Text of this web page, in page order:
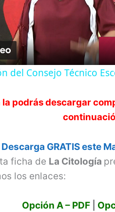
a
V
i
d
e
del Consejo Técnico
la podrás descargar
Descarga GRATIS este
ficha de La Citología
los enlaces:
Opción A – PDF|